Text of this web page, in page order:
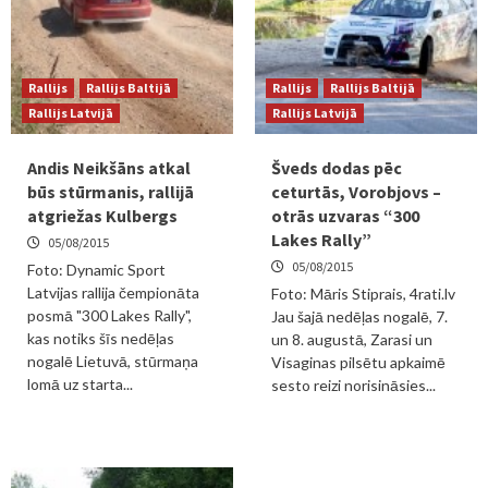
Rallijs
Rallijs Baltijā
Rallijs Latvijā
Andis Neikšāns atkal
būs stūrmanis, rallijā
atgriežas Kulbergs
05/08/2015
Foto: Dynamic Sport
Latvijas rallija čempionāta
posmā "300 Lakes Rally",
kas notiks šīs nedēļas
nogalē Lietuvā, stūrmaņa
lomā uz starta...
Rallijs
Rallijs Baltijā
Rallijs Latvijā
Šveds dodas pēc
ceturtās, Vorobjovs –
otrās uzvaras “300
Lakes Rally”
05/08/2015
Foto: Māris Stiprais, 4rati.lv
Jau šajā nedēļas nogalē, 7.
un 8. augustā, Zarasi un
Visaginas pilsētu apkaimē
sesto reizi norisināsies...